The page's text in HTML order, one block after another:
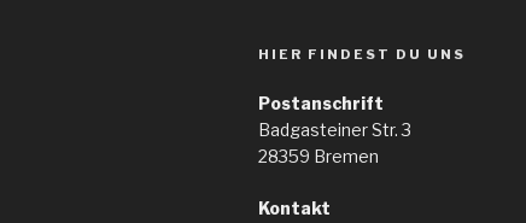
HIER FINDEST DU UNS
Postanschrift
Badgasteiner Str. 3
28359 Bremen
Kontakt